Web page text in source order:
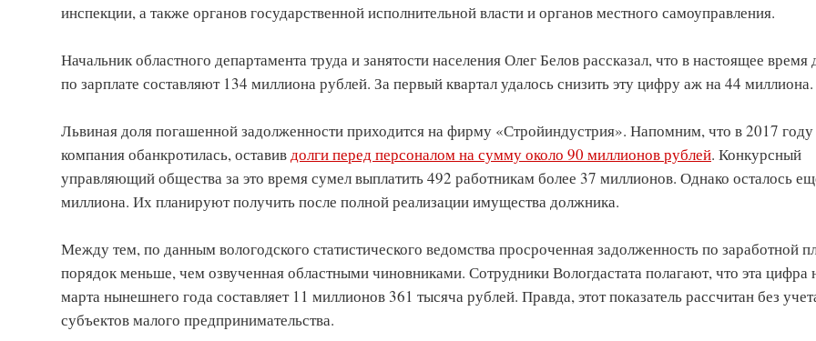
инспекции, а также органов государственной исполнительной власти и органов местного самоуправления.
Начальник областного департамента труда и занятости населения Олег Белов рассказал, что в настоящее время
по зарплате составляют 134 миллиона рублей. За первый квартал удалось снизить эту цифру аж на 44 миллиона.
Львиная доля погашенной задолженности приходится на фирму «Стройиндустрия». Напомним, что в 2017 году
компания обанкротилась, оставивдолги перед персоналом на сумму около 90 миллионов рублей. Конкурсный
управляющий общества за это время сумел выплатить 492 работникам более 37 миллионов. Однако осталось
миллиона. Их планируют получить после полной реализации имущества должника.
Между тем, по данным вологодского статистического ведомства просроченная задолженность по заработной
порядок меньше, чем озвученная областными чиновниками. Сотрудники Вологдастата полагают, что эта цифра
марта нынешнего года составляет 11 миллионов 361 тысяча рублей. Правда, этот показатель рассчитан без
субъектов малого предпринимательства.